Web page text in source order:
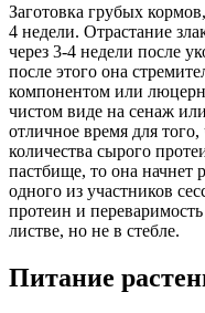
Заготовка грубых
4 недели. Отрастание
через 3-4 недели после
после этого она
компонентом или
чистом виде на сенаж
отличное время для
количества сырого
пастбище, то она
одного из участников
протеин и
листве, но не в стебле.
Питание